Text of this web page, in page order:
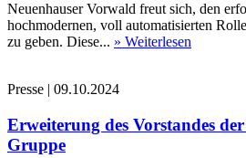
Neuenhauser Vorwald freut sich, den
hochmodernen, voll automatisierten
zu geben. Diese... » Weiterlesen
Presse | 09.10.2024
Erweiterung des Vorstandes
Gruppe